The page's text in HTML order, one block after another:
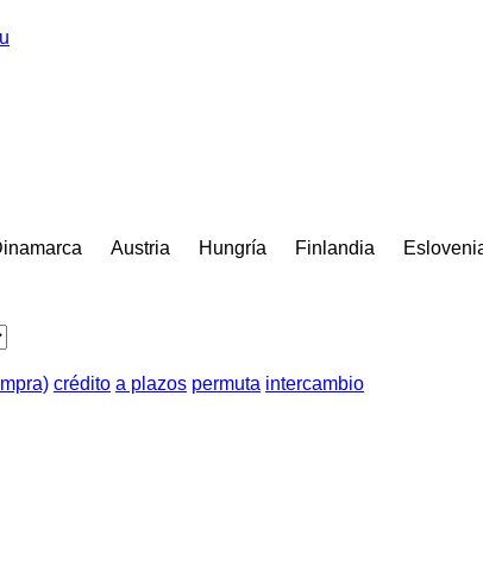
Austria Hungría Finlandia
crédito a plazos permuta intercambio